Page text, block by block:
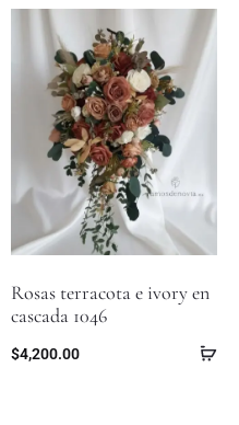
Rosas terracota e ivory en
cascada 1046
$4,200.00